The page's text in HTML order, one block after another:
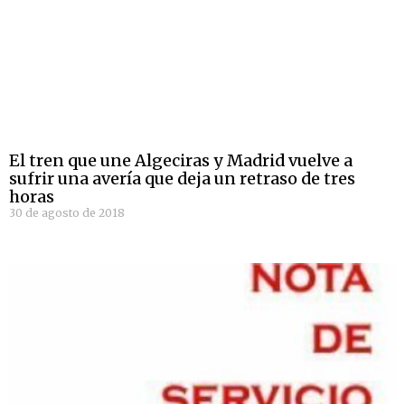
El tren que une Algeciras y Madrid vuelve a
sufrir una avería que deja un retraso de tres
horas
30 de agosto de 2018